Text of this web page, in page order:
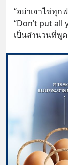
“อย่าเอาไข่ทุก
“Don't put all
เป็นสำนวนที่พู